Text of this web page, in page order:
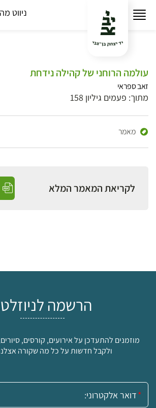
ניווט
עולמה הרוחני של קהילה נידחת
זאב ספראי
מתוך: פעמים גיליון 158
מאמר
לקריאת המאמר המלא
הרשמה
מוזמנים להתעדכן על אירועים, קורסים,
ולקבל חדשות על כל מה שקורה
אימייל: